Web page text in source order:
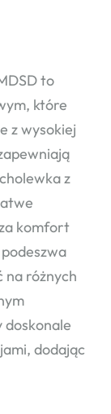
to
które
z wysokiej
z
komfort
na różnych
doskonale
dodając